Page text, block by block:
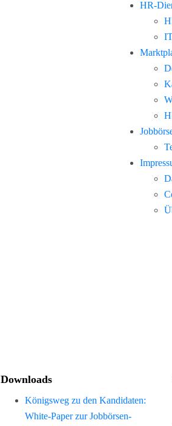
HR-
Downloads
Königsweg zu den Kandidaten:
White-Paper zur Jobbörsen-